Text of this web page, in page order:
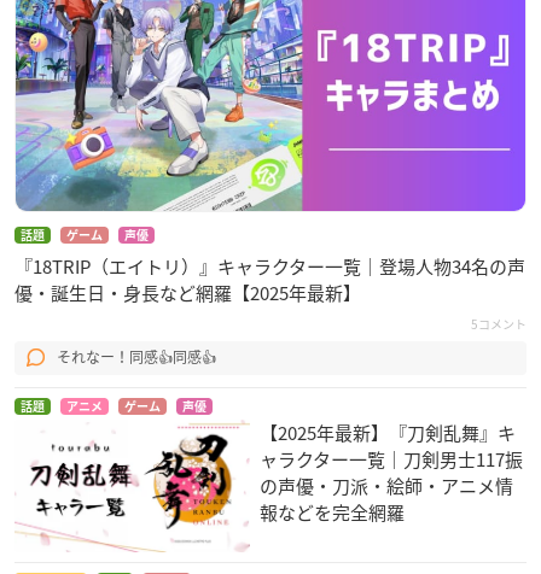
話題 ゲーム 声優
『18TRIP（エイトリ）』キャラクター一覧｜登場人物34名の声
優・誕生日・身長など網羅【2025年最新】
5コメント
それなー！同感👍同感👍
話題 アニメ ゲーム 声優
【2025年最新】『刀剣乱舞』キ
ャラクター一覧｜刀剣男士117振
の声優・刀派・絵師・アニメ情
報などを完全網羅